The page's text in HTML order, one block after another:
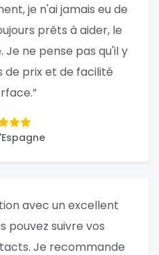
je n'ai jamais eu de
prêts à aider, le
ne pense pas qu'il y
de prix et de facilité
avec un excellent
pouvez suivre vos
Je recommande